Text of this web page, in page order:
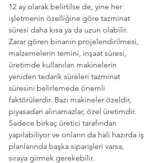
12 ay olarak belirtilse de, yine her
işletmenin özelliğine göre tazminat
süresi daha kısa ya da uzun olabilir.
Zarar gören binanın projelendirilmesi,
malzemelerin temini, inşaat süresi,
üretimde kullanılan makinelerin
yeniden tedarik süreleri tazminat
süresini belirlemede önemli
faktörülerdir. Bazı makineler özeldir,
piyasadan alınamazlar, özel üretimdir.
Sadece birkaç üretici tarafından
yapılabiliyor ve onların da hali hazırda iş
planlarında başka siparişleri varsa,
sıraya girmek gerekebilir.